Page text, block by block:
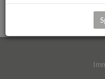
4
ca.